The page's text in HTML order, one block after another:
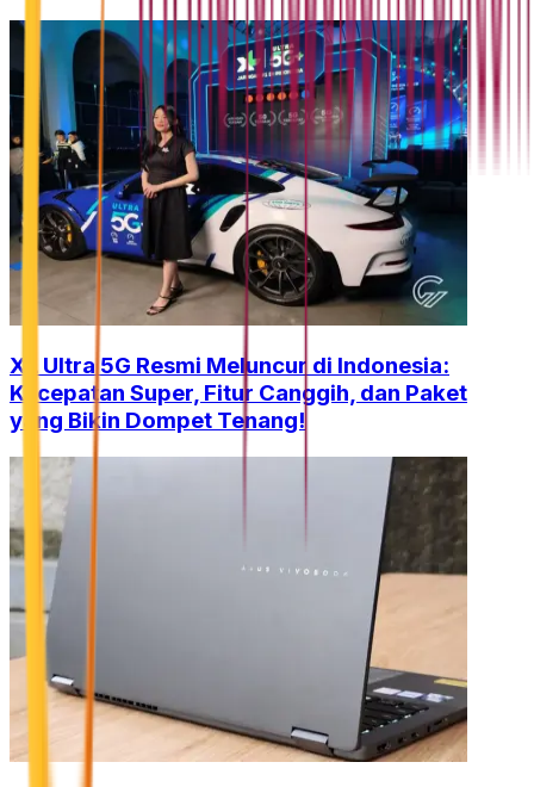
XL Ultra 5G Resmi Meluncur di Indonesia:
Kecepatan Super, Fitur Canggih, dan Paket
yang Bikin Dompet Tenang!